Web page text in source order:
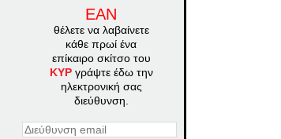
ΕΑΝ
θέλετε να λαβαίνετε
κάθε πρωί ένα
επίκαιρο σκίτσο του
ΚΥΡγράψτε έδω την
ηλεκτρονική σας
διεύθυνση.
Διεύθυνση